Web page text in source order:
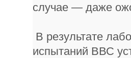
случае — даже
В результате
испытаний ВВС